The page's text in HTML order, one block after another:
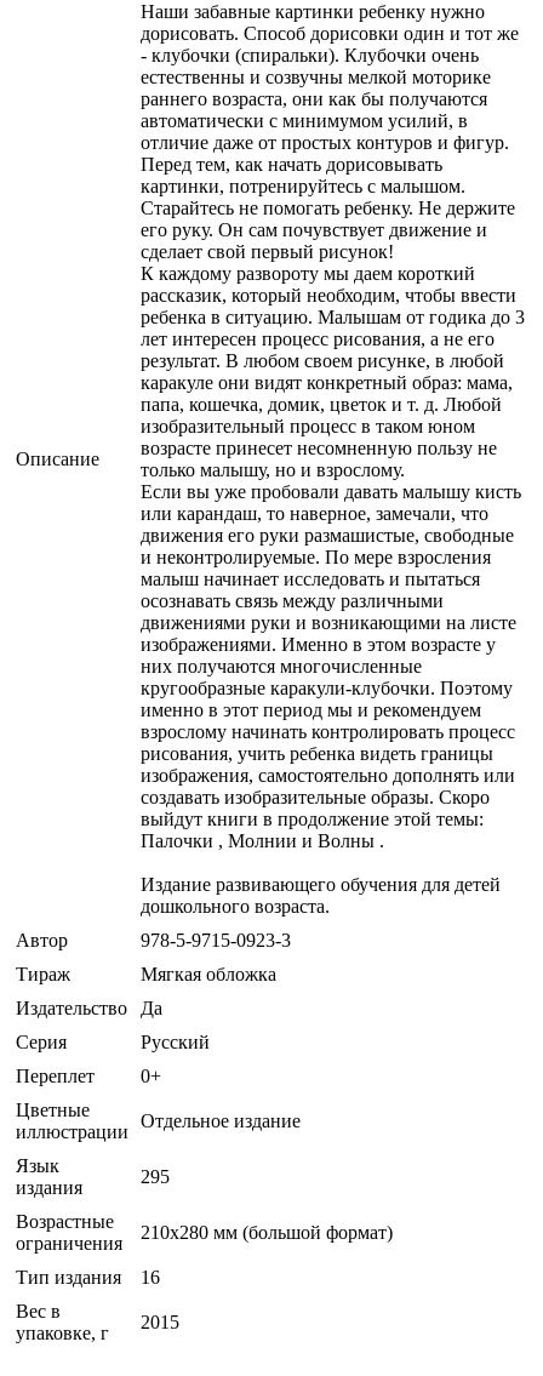
Описание
Наши забавные картинки ребенку нужно
дорисовать. Способ дорисовки один и тот же
- клубочки (спиральки). Клубочки очень
естественны и созвучны мелкой моторике
раннего возраста, они как бы получаются
автоматически с минимумом усилий, в
отличие даже от простых контуров и фигур.
Перед тем, как начать дорисовывать
картинки, потренируйтесь с малышом.
Старайтесь не помогать ребенку. Не держите
его руку. Он сам почувствует движение и
сделает свой первый рисунок!
К каждому развороту мы даем короткий
рассказик, который необходим, чтобы ввести
ребенка в ситуацию. Малышам от годика до 3
лет интересен процесс рисования, а не его
результат. В любом своем рисунке, в любой
каракуле они видят конкретный образ: мама,
папа, кошечка, домик, цветок и т. д. Любой
изобразительный процесс в таком юном
возрасте принесет несомненную пользу не
только малышу, но и взрослому.
Если вы уже пробовали давать малышу кисть
или карандаш, то наверное, замечали, что
движения его руки размашистые, свободные
и неконтролируемые. По мере взросления
малыш начинает исследовать и пытаться
осознавать связь между различными
движениями руки и возникающими на листе
изображениями. Именно в этом возрасте у
них получаются многочисленные
кругообразные каракули-клубочки. Поэтому
именно в этот период мы и рекомендуем
взрослому начинать контролировать процесс
рисования, учить ребенка видеть границы
изображения, самостоятельно дополнять или
создавать изобразительные образы. Скоро
выйдут книги в продолжение этой темы:
Палочки , Молнии и Волны .
Издание развивающего обучения для детей
дошкольного возраста.
Автор
978-5-9715-0923-3
Тираж
Мягкая обложка
Издательство
Да
Серия
Русский
Переплет
0+
Цветные
иллюстрации
Отдельное издание
Язык
издания
295
Возрастные
ограничения
210x280 мм (большой формат)
Тип издания
16
Вес в
упаковке, г
2015